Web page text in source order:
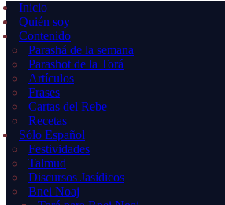
Inicio
Quién soy
Contenido
Parashá de la semana
Parashot de la Torá
Artículos
Frases
Cartas del Rebe
Recetas
Sólo Español
Festividades
Talmud
Discursos Jasídicos
Bnei Noaj